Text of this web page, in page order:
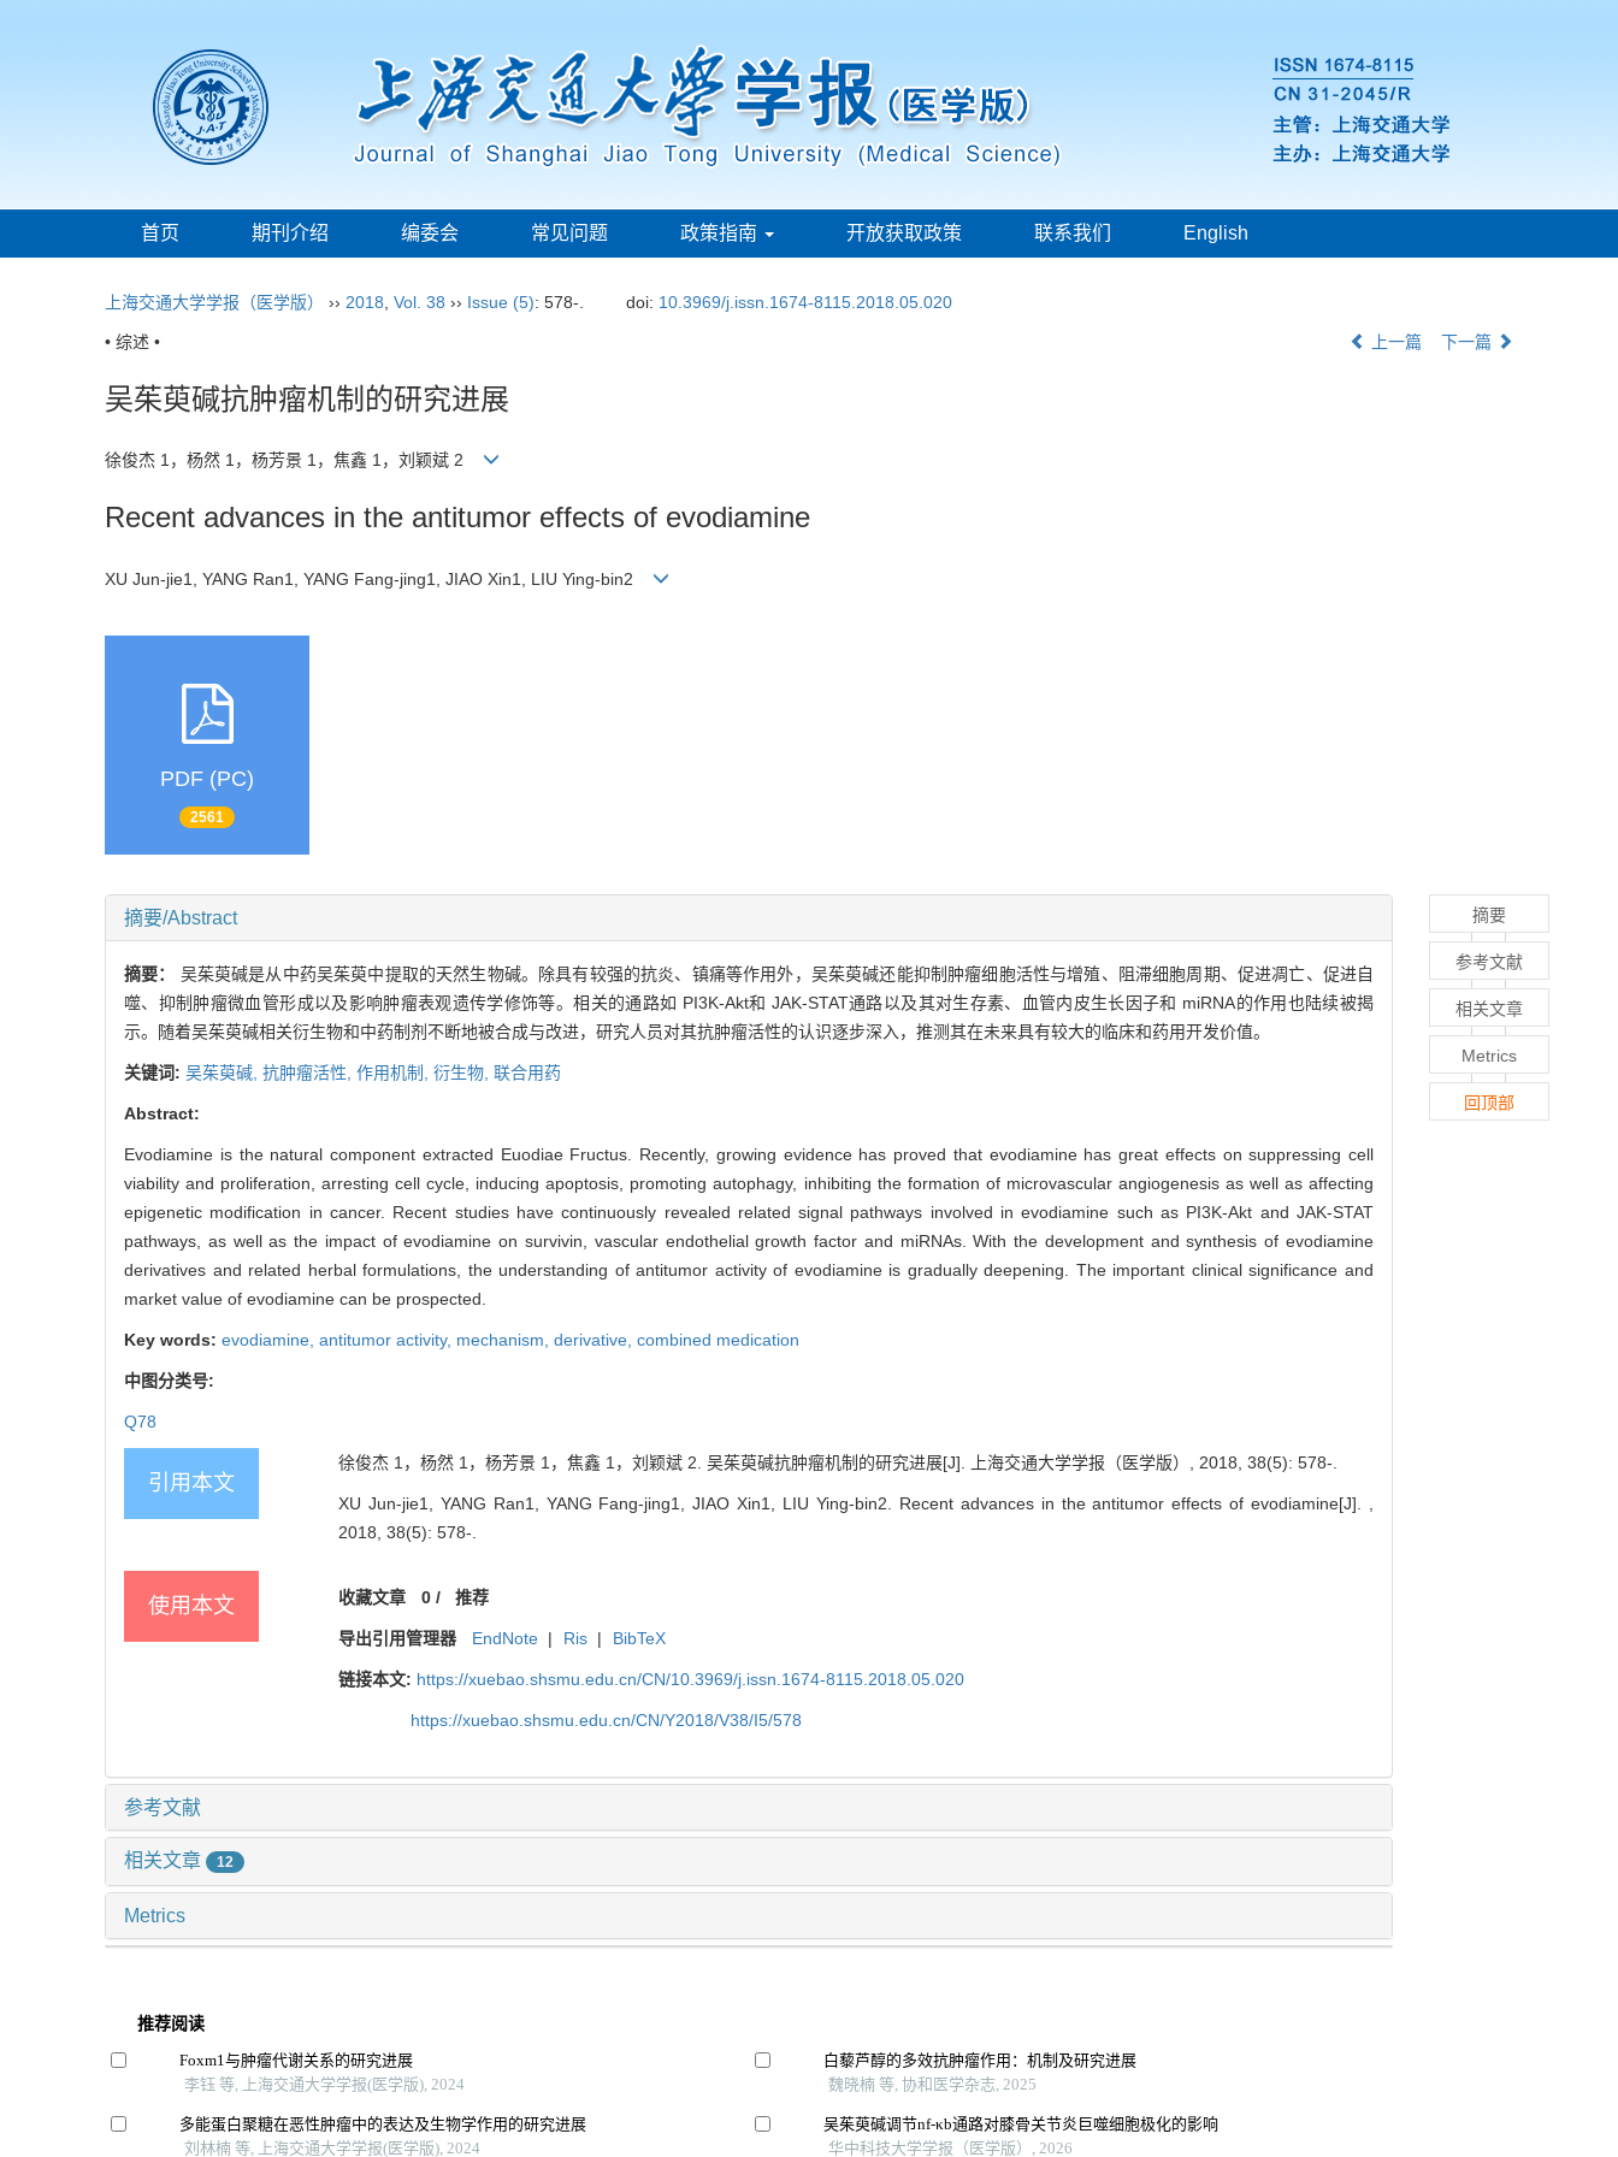
首页 期刊介绍 编委会 常见问题 政策指南 开放获取政策 联系我们 English
上海交通大学学报（医学版） ›› 2018 Vol. 38 ›› Issue (5): 578-. doi: 10.3969/j.issn.1674-8115.2018.05.020
• 综述 • 上一篇 下一篇
吴茱萸碱抗肿瘤机制的研究进展
徐俊杰 1，杨然 1，杨芳景 1，焦鑫 1，刘颖斌 2
Recent advances in the antitumor effects of evodiamine
XU Jun-jie1, YANG Ran1, YANG Fang-jing1, JIAO Xin1, LIU Ying-bin2
PDF (PC)
2561
摘要/Abstract
摘要： 吴茱萸碱是从中药吴茱萸中提取的天然生物碱。除具有较强的抗炎、镇痛等作用外，吴茱萸碱还能抑制肿瘤细胞活性与增殖、阻滞细胞周期、促进凋亡、促进自
噬、抑制肿瘤微血管形成以及影响肿瘤表观遗传学修饰等。相关的通路如 PI3K-Akt和 JAK-STAT通路以及其对生存素、血管内皮生长因子和 miRNA的作用也陆续被揭
示。随着吴茱萸碱相关衍生物和中药制剂不断地被合成与改进，研究人员对其抗肿瘤活性的认识逐步深入，推测其在未来具有较大的临床和药用开发价值。
关键词: 吴茱萸碱, 抗肿瘤活性, 作用机制, 衍生物, 联合用药
Abstract:
Evodiamine is the natural component extracted Euodiae Fructus. Recently, growing evidence has proved that evodiamine has great effects on suppressing cell
viability and proliferation, arresting cell cycle, inducing apoptosis, promoting autophagy, inhibiting the formation of microvascular angiogenesis as well as affecting
epigenetic modification in cancer. Recent studies have continuously revealed related signal pathways involved in evodiamine such as PI3K-Akt and JAK-STAT
pathways, as well as the impact of evodiamine on survivin, vascular endothelial growth factor and miRNAs. With the development and synthesis of evodiamine
derivatives and related herbal formulations, the understanding of antitumor activity of evodiamine is gradually deepening. The important clinical significance and
market value of evodiamine can be prospected.
Key words: evodiamine, antitumor activity, mechanism, derivative, combined medication
中图分类号:
Q78
引用本文
徐俊杰 1，杨然 1，杨芳景 1，焦鑫 1，刘颖斌 2. 吴茱萸碱抗肿瘤机制的研究进展[J]. 上海交通大学学报（医学版）, 2018, 38(5): 578-.
XU Jun-jie1, YANG Ran1, YANG Fang-jing1, JIAO Xin1, LIU Ying-bin2. Recent advances in the antitumor effects of evodiamine[J]. ,
2018, 38(5): 578-.
使用本文 收藏文章 0/ 推荐
导出引用管理器 EndNote | Ris | BibTeX
链接本文: https://xuebao.shsmu.edu.cn/CN/10.3969/j.issn.1674-8115.2018.05.020
https://xuebao.shsmu.edu.cn/CN/Y2018/V38/I5/578
参考文献
相关文章 12
Metrics
推荐阅读
Foxm1与肿瘤代谢关系的研究进展
李钰 等, 上海交通大学学报(医学版), 2024
多能蛋白聚糖在恶性肿瘤中的表达及生物学作用的研究进展
刘林楠 等, 上海交通大学学报(医学版), 2024
白藜芦醇的多效抗肿瘤作用：机制及研究进展
魏晓楠 等, 协和医学杂志, 2025
吴茱萸碱调节nf-κb通路对膝骨关节炎巨噬细胞极化的影响
华中科技大学学报（医学版）, 2026
摘要
参考文献
相关文章
Metrics
回顶部